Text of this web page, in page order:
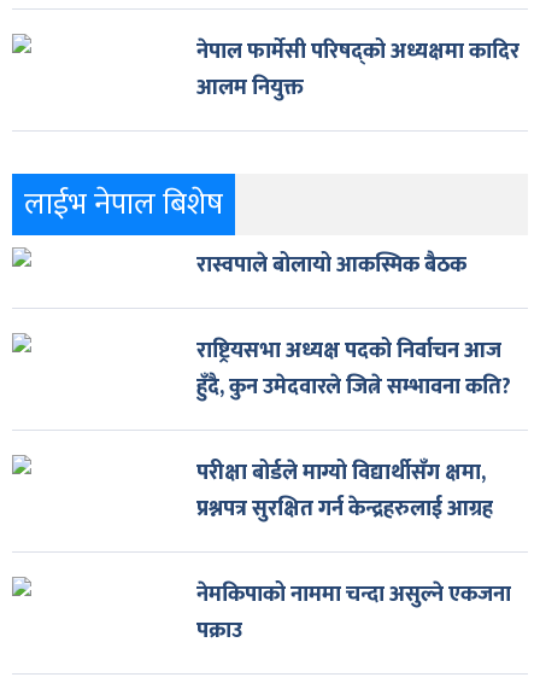
नेपाल फार्मेसी परिषद्को अध्यक्षमा कादिर
आलम नियुक्त
लाईभ नेपाल बिशेष
रास्वपाले बोलायो आकस्मिक बैठक
राष्ट्रियसभा अध्यक्ष पदको निर्वाचन आज
हुँदै, कुन उमेदवारले जित्ने सम्भावना कति?
परीक्षा बोर्डले माग्यो विद्यार्थीसँग क्षमा,
प्रश्नपत्र सुरक्षित गर्न केन्द्रहरुलाई आग्रह
नेमकिपाको नाममा चन्दा असुल्ने एकजना
पक्राउ